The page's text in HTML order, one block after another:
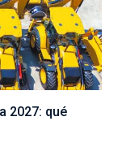
2027: qué